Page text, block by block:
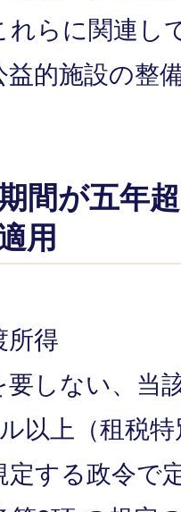
れらに関連し
益的施設の整
間が五年
用
所得
要しない、当
以上（租税
定する政令で